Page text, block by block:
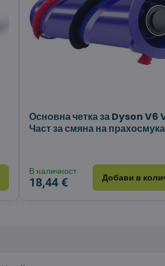
Основна четка за Dyson V6
Част за смяна на
В наличност
18,44 € Добави в